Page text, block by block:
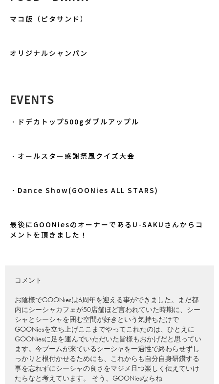
マコ飯（ピタサンド）
オリジナルシャンパン
EVENTS
・ドデカトップ500gダブルアップル
・オールスター感謝祭風クイズ大会
・Dance Show(GOONies ALL STARS)
最後にGOONiesのオーナーであるU-SAKUさんからコ
メントを頂きました！
コメント
お陰様でGOONiesは6周年を迎える事ができました。まだ都
内にシーシャカフェが50店舗ほど言われていた時期に、シー
シャとシーシャを囲む空間が好きという気持ちだけで
GOONiesを立ち上げここまでやってこれたのは、ひとえに
GOONiesに足を運んでいただいた皆様もおかげだと思ってい
ます。今ブームが来ているシーシャを一過性で終わらせずし
っかりと根付かせるためにも、これからも自分自身研鑽する
事を忘れずにシーシャの良さをマジメ且つ楽しく伝えていけ
たらなと考えています。 そう、GOONiesならね